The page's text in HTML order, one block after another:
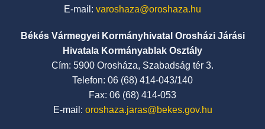
E-mail: varoshaza@oroshaza.hu
Békés Vármegyei Kormányhivatal Orosházi Járási
Hivatala Kormányablak Osztály
Cím: 5900 Orosháza, Szabadság tér 3.
Telefon: 06 (68) 414-043/140
Fax: 06 (68) 414-053
E-mail: oroshaza.jaras@bekes.gov.hu